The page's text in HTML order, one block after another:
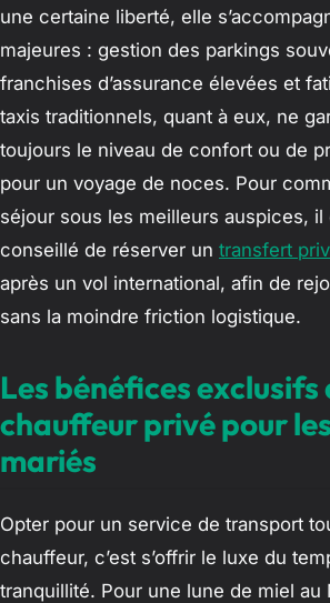
une certaine liberté, elle
majeures : gestion des parkings
franchises d’assurance élevées et
taxis traditionnels, quant à eux, ne
toujours le niveau de confort ou de
pour un voyage de noces. Pour
séjour sous les meilleurs auspices, il
conseillé de réserver un transfert
après un vol international, afin de
sans la moindre friction logistique.
Les bénéfices exclusifs
chauffeur privé pour
mariés
Opter pour un service de transport
chauffeur, c’est s’offrir le luxe du
tranquillité. Pour une lune de miel au